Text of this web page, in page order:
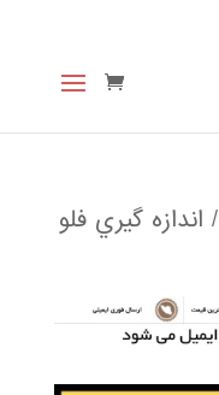
/ اندازه گيري فلو